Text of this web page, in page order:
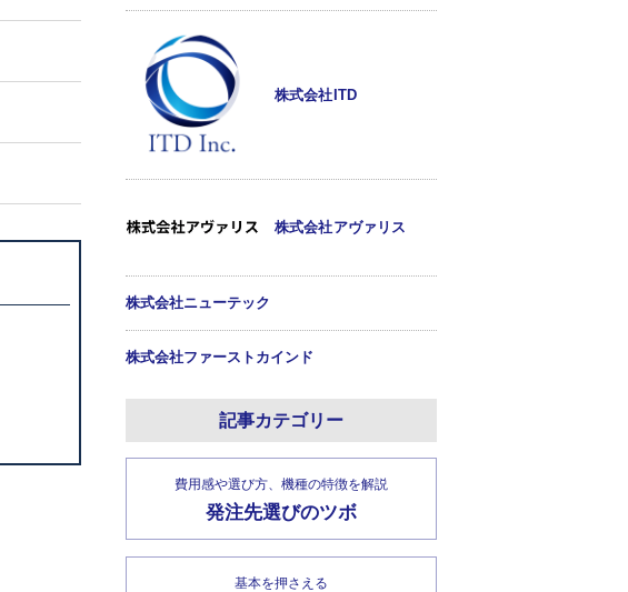
株式会社ITD
株式会社アヴァリス
株式会社ニューテック
株式会社ファーストカインド
記事カテゴリー
費用感や選び方、機種の特徴を解説
発注先選びのツボ
基本を押さえる